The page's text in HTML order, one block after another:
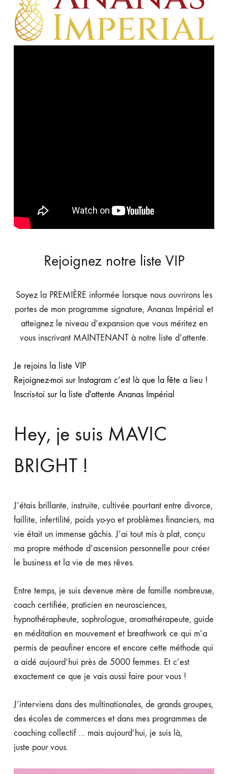
Rejoignez notre liste VIP
Soyez la PREMIÈRE informée lorsque nous ouvrirons les
portes de mon programme signature, Ananas Impérial et
atteignez le niveau d’expansion que vous méritez en
vous inscrivant MAINTENANT à notre liste d’attente.
Je rejoins la liste VIP
Rejoignez-moi sur Instagram c’est là que la fête a lieu !
Inscris-toi sur la liste d'attente Ananas Impérial
Hey, je suis MAVIC
BRIGHT !
J’étais brillante, instruite, cultivée pourtant entre divorce,
faillite, infertilité, poids yo-yo et problèmes financiers, ma
vie était un immense gâchis. J’ai tout mis à plat, conçu
ma propre méthode d’ascension personnelle pour créer
le business et la vie de mes rêves.
Entre temps, je suis devenue mère de famille nombreuse,
coach certifiée, praticien en neurosciences,
hypnothérapheute, sophrologue, aromathérapeute, guide
en méditation en mouvement et breathwork ce qui m’a
permis de peaufiner encore et encore cette méthode qui
a aidé aujourd’hui près de 5000 femmes. Et c’est
exactement ce que je vais aussi faire pour vous !
J’interviens dans des multinationales, de grands groupes,
des écoles de commerces et dans mes programmes de
coaching collectif … mais aujourd’hui, je suis là,
juste pour vous.